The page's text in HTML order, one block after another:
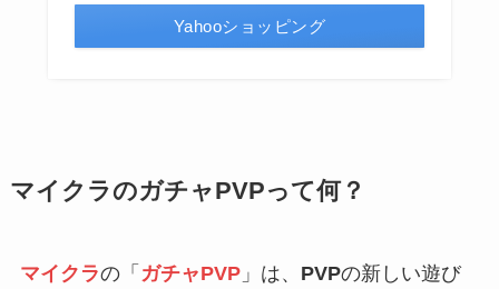
Yahooショッピング
マイクラのガチャPVPって何？
マイクラの「 ガチャPVP」は、 PVPの新しい遊び